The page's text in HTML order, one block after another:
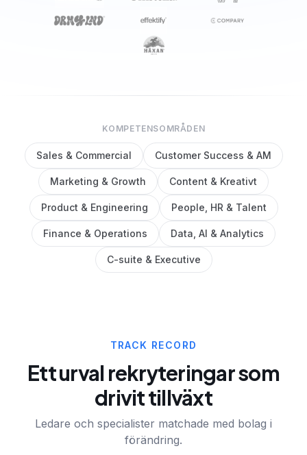
KOMPETENSOMRÅDEN
Sales & Commercial Customer Success & AM
Marketing & Growth Content & Kreativt
Product & Engineering People, HR & Talent
Finance & Operations Data, AI & Analytics
C-suite & Executive
TRACK RECORD
Ett urval rekryteringar som
drivit tillväxt
Ledare och specialister matchade med bolag i
förändring.